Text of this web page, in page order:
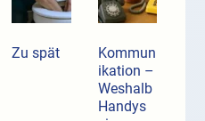
Zu spät
Kommun
ikation –
Weshalb
Handys